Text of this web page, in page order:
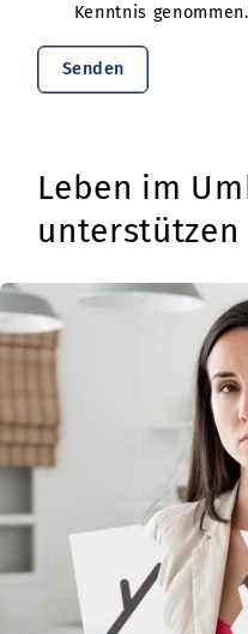
Kenntnis
Senden
Leben im
unterstützen